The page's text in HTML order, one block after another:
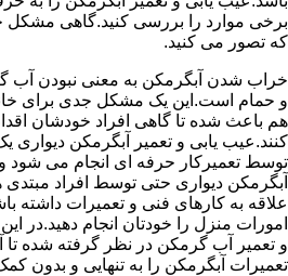
برخی موارد را بررسی کنید.گاهی
که تصور می کنید.
خراب شدن آبگرمکن به معنی نبودن
و حمام است.این یک مشکل جدی برای
هم باعث شده تا گاهی افراد خودشان
کنند.عیب یابی و تعمیر آبگرمکن
توسط تعمیرکار حرفه ای انجام می شود
آبگرمکن دیواری حتی توسط افراد
علاقه به کارهای فنی و تعمیرات داشته
امورات منزل را خودتان انجام دهید.در
و تعمیر آب گرمکن در نظر گرفته شده تا
تعمیرات آبگرمکن را به تنهایی و بدون